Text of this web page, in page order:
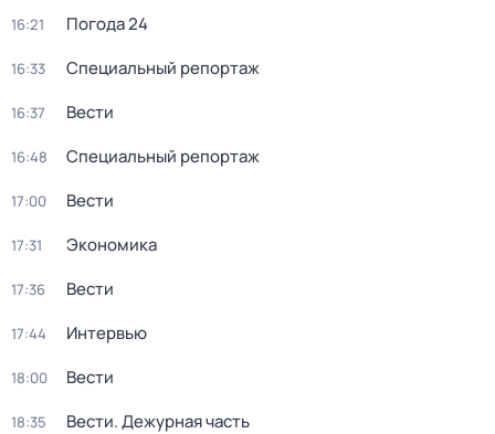
16:21 Погода 24
16:33 Специальный репортаж
16:37 Вести
16:48 Специальный репортаж
17:00 Вести
17:31 Экономика
17:36 Вести
17:44 Интервью
18:00 Вести
18:35 Вести. Дежурная часть